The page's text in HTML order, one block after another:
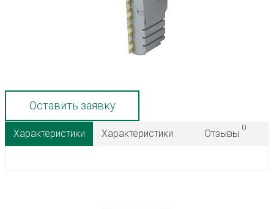
Оставить заявку
Характеристики Характеристики Отзывы
0